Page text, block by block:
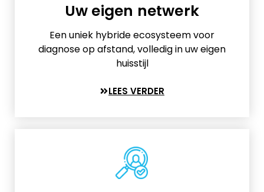
Uw eigen netwerk
Een uniek hybride ecosysteem voor
diagnose op afstand, volledig in uw eigen
huisstijl
LEES VERDER